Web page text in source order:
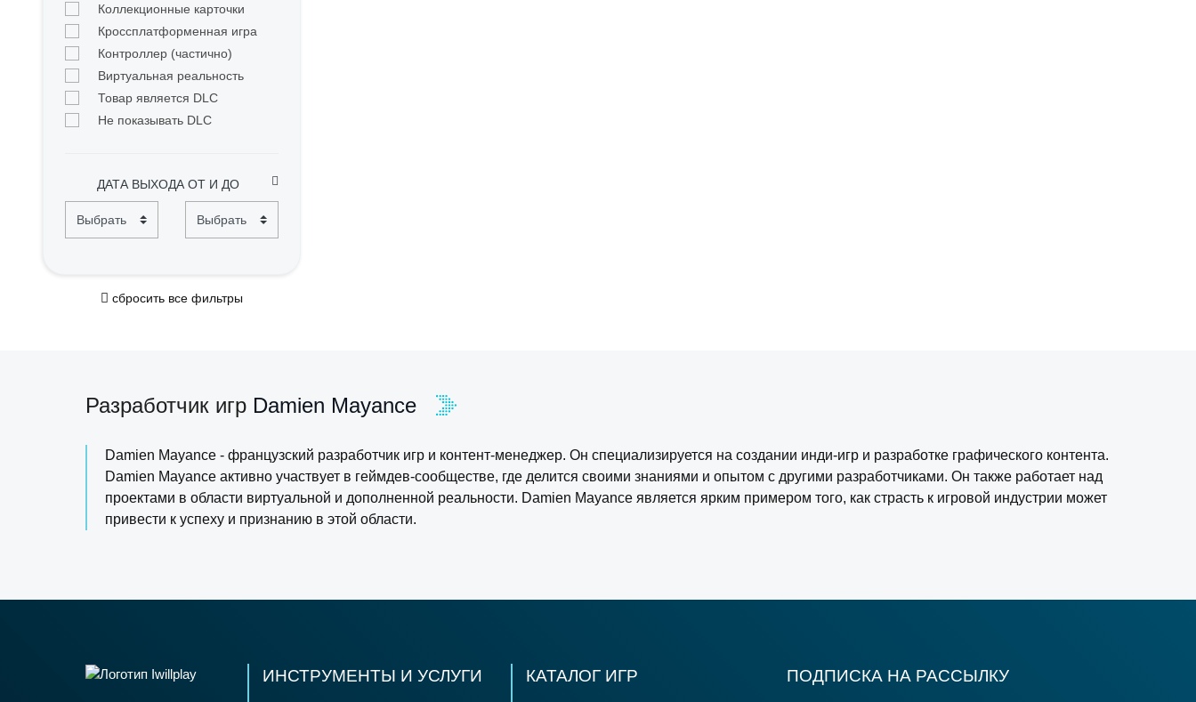
Коллекционные карточки
Кроссплатформенная игра
Контроллер (частично)
Виртуальная реальность
Товар является DLC
Не показывать DLC
ДАТА ВЫХОДА ОТ И ДО
сбросить все фильтры
Разработчик игр Damien Mayance
Damien Mayance - французский разработчик игр и контент-менеджер. Он специализируется на создании инди-игр и разработке графического контента.
Damien Mayance активно участвует в геймдев-сообществе, где делится своими знаниями и опытом с другими разработчиками. Он также работает над
проектами в области виртуальной и дополненной реальности. Damien Mayance является ярким примером того, как страсть к игровой индустрии может
привести к успеху и признанию в этой области.
ИНСТРУМЕНТЫ И УСЛУГИ КАТАЛОГ ИГР ПОДПИСКА НА РАССЫЛКУ